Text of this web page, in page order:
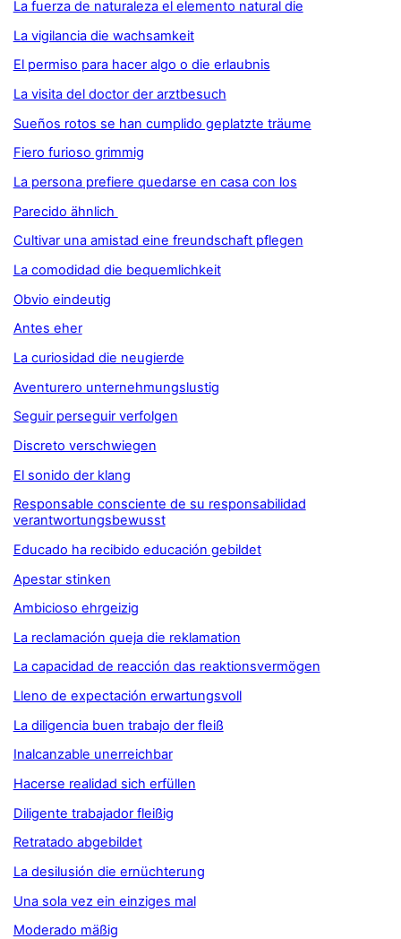
La fuerza de naturaleza el elemento natural die
La vigilancia die wachsamkeit
El permiso para hacer algo o die erlaubnis
La visita del doctor der arztbesuch
Sueños rotos se han cumplido geplatzte träume
Fiero furioso grimmig
La persona prefiere quedarse en casa con los
Parecido ähnlich
Cultivar una amistad eine freundschaft pflegen
La comodidad die bequemlichkeit
Obvio eindeutig
Antes eher
La curiosidad die neugierde
Aventurero unternehmungslustig
Seguir perseguir verfolgen
Discreto verschwiegen
El sonido der klang
Responsable consciente de su responsabilidad
verantwortungsbewusst
Educado ha recibido educación gebildet
Apestar stinken
Ambicioso ehrgeizig
La reclamación queja die reklamation
La capacidad de reacción das reaktionsvermögen
Lleno de expectación erwartungsvoll
La diligencia buen trabajo der fleiß
Inalcanzable unerreichbar
Hacerse realidad sich erfüllen
Diligente trabajador fleißig
Retratado abgebildet
La desilusión die ernüchterung
Una sola vez ein einziges mal
Moderado mäßig